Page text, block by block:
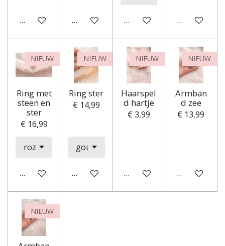
In winkelwagenHoud mij op de hoogteIn winkelwagenHoud mij
NIEUW
Ring met
steen en
ster
€ 16,99
In winkelwagen
NIEUW
Ring ster
€ 14,99
In winkelwagen
NIEUW
Haarspel
d hartje
€ 3,99
In winkelwagen
NIEUW
Armban
d zee
€ 13,99
In
NIEUW